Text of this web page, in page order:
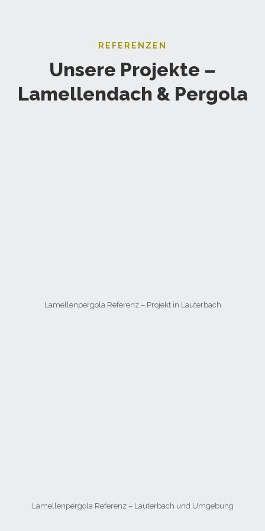
REFERENZEN
Unsere Projekte –
Lamellendach & Pergola
Lamellenpergola Referenz – Projekt in Lauterbach
Lamellenpergola Referenz – Lauterbach und Umgebung